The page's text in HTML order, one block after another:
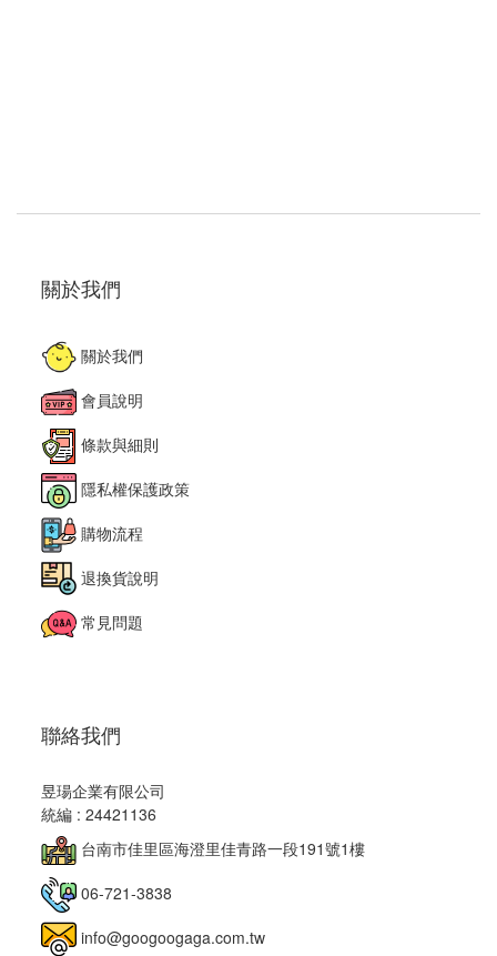
關於我們
關於我們
會員說明
條款與細則
隱私權保護政策
購物流程
退換貨說明
常見問題
聯絡我們
昱瑒企業有限公司
統編 : 24421136
台南市佳里區海澄里佳青路一段191號1樓
06-721-3838
info@googoogaga.com.tw